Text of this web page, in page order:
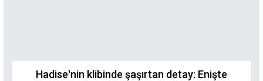
Hadise'nin klibinde şaşırtan detay: Enişte